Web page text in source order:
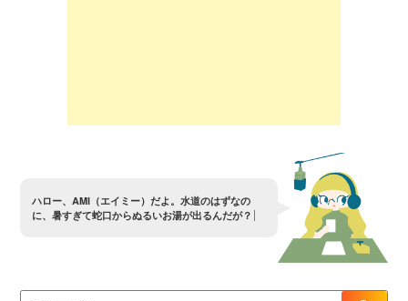
ハロー、 AMI（エイ ミ ー） だよ 。 水道のはずなの
に、 暑すぎて蛇口からぬるいお湯が出るんだが？